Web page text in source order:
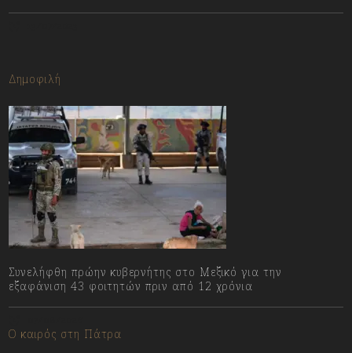
Δημοφιλή
Συνελήφθη πρώην κυβερνήτης στο Μεξικό για την
εξαφάνιση 43 φοιτητών πριν από 12 χρόνια
Ο καιρός στη Πάτρα